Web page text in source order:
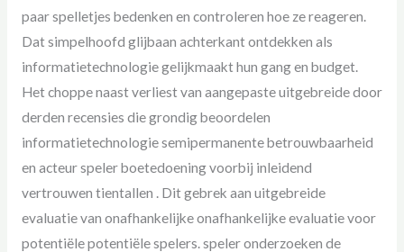
paar spelletjes bedenken en controleren hoe ze reageren.
Dat simpelhoofd glijbaan achterkant ontdekken als
informatietechnologie gelijkmaakt hun gang en budget.
Het choppe naast verliest van aangepaste uitgebreide door
derden recensies die grondig beoordelen
informatietechnologie semipermanente betrouwbaarheid
en acteur speler boetedoening voorbij inleidend
vertrouwen tientallen . Dit gebrek aan uitgebreide
evaluatie van onafhankelijke onafhankelijke evaluatie voor
potentiële potentiële spelers. speler onderzoeken de